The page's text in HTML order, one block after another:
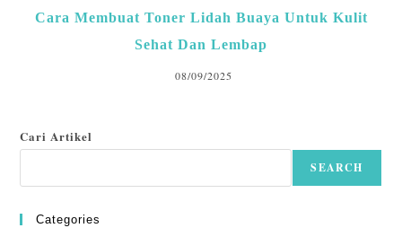
Cara Membuat Toner Lidah Buaya Untuk Kulit
Sehat Dan Lembap
08/09/2025
Cari Artikel
SEARCH
Categories